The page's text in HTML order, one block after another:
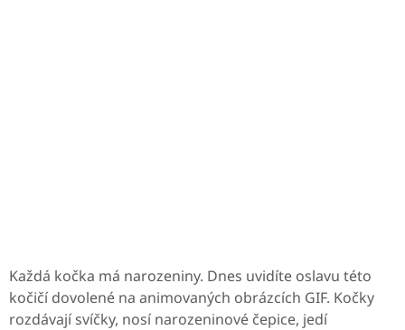
Každá kočka má narozeniny. Dnes uvidíte oslavu této
kočičí dovolené na animovaných obrázcích GIF. Kočky
rozdávají svíčky, nosí narozeninové čepice, jedí